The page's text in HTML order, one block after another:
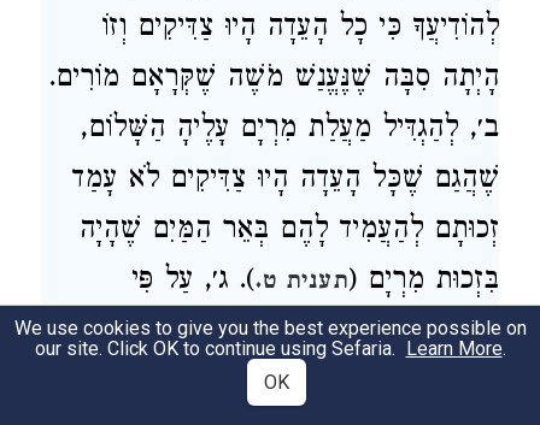
לְהוֹדִיעֲךָ כִּי כָל הָעֵדָה הָיוּ צַדִּיקִים וְזוֹ
הָיְתָה סִבָּה שֶׁנֶּעֱנַשׁ מֹשֶׁה שֶׁקְּרָאָם מוֹרִים.
ב׳, לְהַגְדִּיל מַעֲלַת מִרְיָם עָלֶיהָ הַשָּׁלוֹם,
שֶׁהֲגַם שֶׁכָּל הָעֵדָה הָיוּ צַדִּיקִים לֹא עָמַד
זְכוּתָם לְהַעֲמִיד לָהֶם בְּאֵר הַמַּיִם שֶׁהָיָה
בִּזְכוּת מִרְיָם (תענית ט.). ג׳, עַל פִּי
דִּבְרֵיהֶם זִכְרוֹנָם לִבְרָכָה (ילקוט שמעוני
תשסג) שֶׁאָמְרוּ שֶׁיִּשְׂרָאֵל לֹא הָלְכוּ לִגְמֹל
We use cookies to give you the best experience possible on
our site. Click OK to continue using Sefaria. Learn More.
OK